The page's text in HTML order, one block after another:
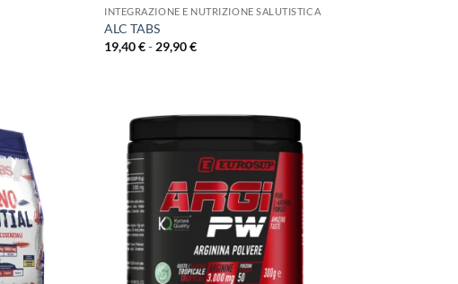
INTEGRAZIONE E NUTRIZIONE SALUTISTICA
ALC TABS
19,40€- 29,90€Fascia
29,90 €